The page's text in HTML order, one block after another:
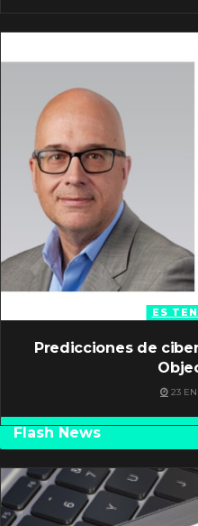
ES
Predicciones de
23
Flash News